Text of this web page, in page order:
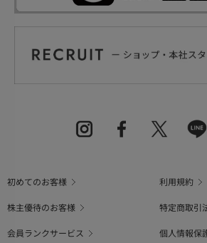
初めてのお客様
利用規約
株主優待のお客様
特定商取引
会員ランクサービス
個人情報保